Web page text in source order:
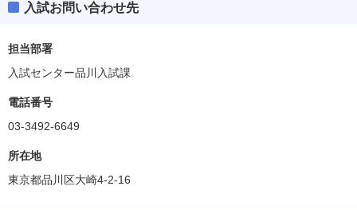
入試お問い合わせ先
担当部署
入試センター品川入試課
電話番号
03-3492-6649
所在地
東京都品川区大崎4-2-16